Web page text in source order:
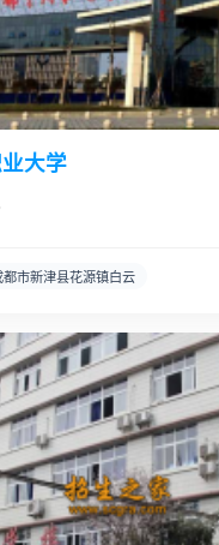
大学
都市新津县花源镇白云